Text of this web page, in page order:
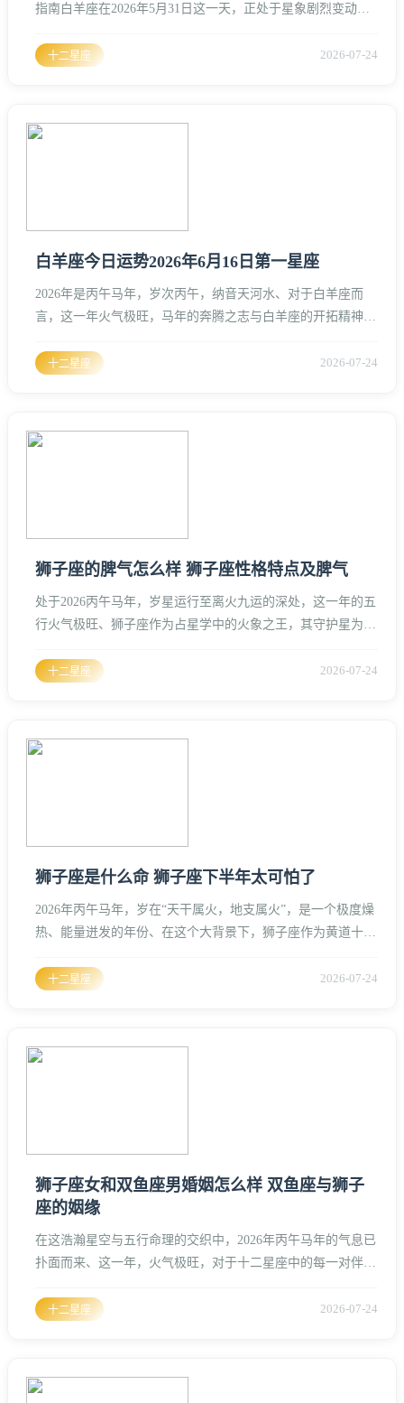
指南白羊座在2026年5月31日这一天，正处于星象剧烈变动的
动深受守护星火星与远行星相位的影响、放眼整个2026年，这
控的红线区。今日星象概览与核心气场今日天象中，火星落在
白羊
十二星座 2026-07-24
白羊座今日运势2026年6月16日第一星座
2026年是丙午马年，岁次丙午，纳音天河水、对于白羊座而
言，这一年火气极旺，马年的奔腾之志与白羊座的开拓精神本
犹不及”之忧、2026年6月16日，干支纪法正值甲午月、辛卯
理结合的角度来看，白羊座今日的守护星火星正运行在事业宫
的高位，与命宫
十二星座 2026-07-24
狮子座的脾气怎么样 狮子座性格特点及脾气
处于2026丙午马年，岁星运行至离火九运的深处，这一年的五
行火气极旺、狮子座作为占星学中的火象之王，其守护星为太
探讨狮子座的性格与脾气，不仅要看其星盘底色，更要结合当
似于君临天下的气场、他们骨子里透着一种不容置疑的自信，
这种自信源于他们对
十二星座 2026-07-24
狮子座是什么命 狮子座下半年太可怕了
2026年丙午马年，岁在“天干属火，地支属火”，是一个极度燥
热、能量迸发的年份、在这个大背景下，狮子座作为黄道十二
“火上加火”的极端态势、狮子座的人，天生自带王者气场，命
“贵气命”、他们的一生往往伴随着极大的跨度，要么高居庙堂
之高，要么
十二星座 2026-07-24
狮子座女和双鱼座男婚姻怎么样 双鱼座与狮子
座的姻缘
在这浩瀚星空与五行命理的交织中，2026年丙午马年的气息已
扑面而来、这一年，火气极旺，对于十二星座中的每一对伴侣
天我们细细拆解狮子座女性与双鱼座男性的婚姻局势、这两个
火既济才是修行的终点。狮子座女性：明艳夺目的命理格局狮
子座女人的气场里自
十二星座 2026-07-24